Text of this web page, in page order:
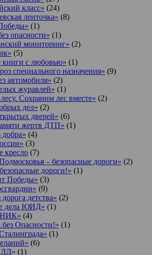
класс» (24)
ленточка» (8)
(1)
опасности» (1)
мониторинг» (2)
(5)
книги с любовью» (1)
специального назначения» (9)
автомобиля» (2)
журавлей» (1)
Сохраним лес вместе» (2)
дел» (2)
дверей» (6)
жертв ДТП» (1)
добра» (4)
(3)
кресло (7)
– безопасные дороги» (2)
дороги!» (1)
Победы» (3)
(9)
детства» (2)
дела ЮИД» (1)
(4)
без Опасности!» (1)
(1)
(6)
(1)